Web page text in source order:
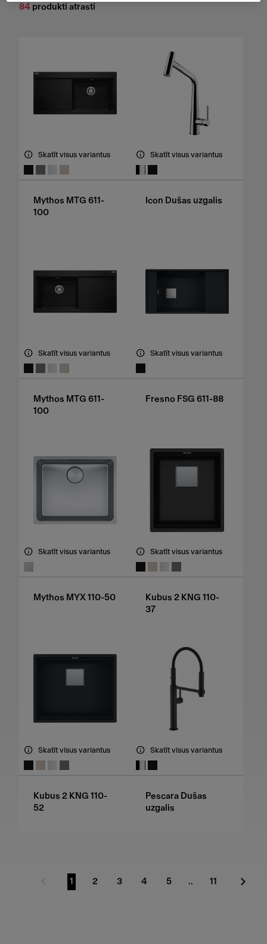
84 produkti atrasti
Skatīt visus variantus
Mythos MTG 611-
100
Skatīt visus variantus
Icon Dušas uzgalis
Skatīt visus variantus
Mythos MTG 611-
100
Skatīt visus variantus
Fresno FSG 611-88
Skatīt visus variantus
Mythos MYX 110-50
Skatīt visus variantus
Kubus 2 KNG 110-
37
Skatīt visus variantus
Kubus 2 KNG 110-
52
Skatīt visus variantus
Pescara Dušas
uzgalis
Iepriekšējā lapa
Doties uz lapu
1
Doties uz lapu
2
Doties uz lapu
3
Doties uz lapu
4
Doties uz lapu
5 ..
Doties uz
11